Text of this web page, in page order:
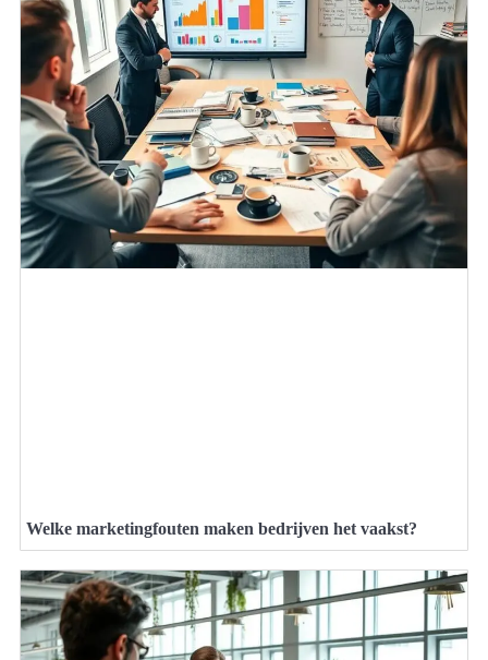
Welke marketingfouten maken bedrijven het vaakst?